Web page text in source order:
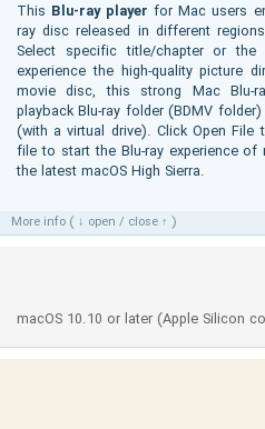
This Blu-ray playerfor Mac users
ray disc released in different
Select specific title/chapter or
experience the high-quality picture
movie disc, this strong Mac Blu-
playback Blu-ray folder (BDMV
(with a virtual drive). Click Open
file to start the Blu-ray experience of
the latest macOS High Sierra.
More info ( ↓ open / close ↑ )
macOS 10.10 or later (Apple Silicon